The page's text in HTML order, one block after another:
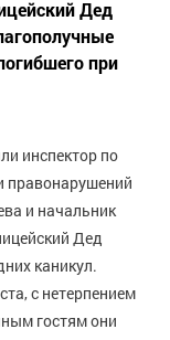
Дед
при
инспектор по
правонарушений
и начальник
Дед
каникул.
с нетерпением
гостям они